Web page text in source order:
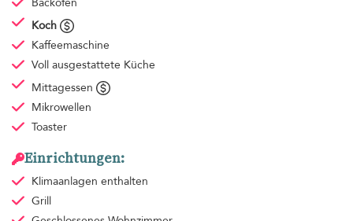
Backofen
Koch
Kaffeemaschine
Voll ausgestattete Küche
Mittagessen
Mikrowellen
Toaster
Einrichtungen:
Klimaanlagen enthalten
Grill